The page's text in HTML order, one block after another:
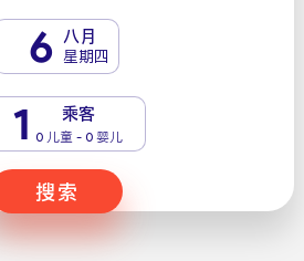
6 八月
星期四
1 乘客
0 儿童 - 0 婴儿
搜索